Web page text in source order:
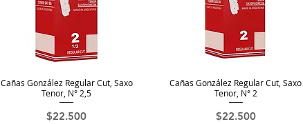
Vista rápida
Cañas González Regular Cut, Saxo
Tenor, N° 2,5
Precio
$22.500
Vista rápida
Cañas González Regular Cut, Saxo
Tenor, N° 2
Precio
$22.500